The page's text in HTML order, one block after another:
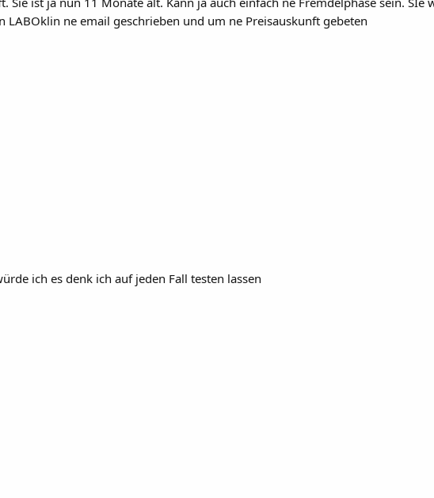
ne email geschrieben und um ne Preisauskunft gebeten
ich es denk ich auf jeden Fall testen lassen